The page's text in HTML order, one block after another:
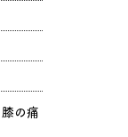
の痛